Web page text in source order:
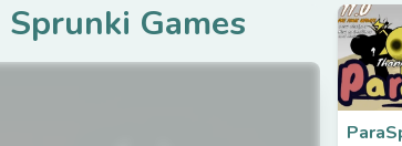
Sprunki Games